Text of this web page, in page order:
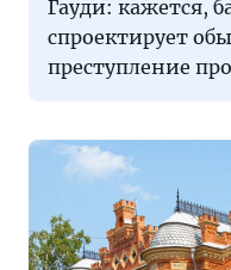
Гауди: кажется,
спроектирует
преступление